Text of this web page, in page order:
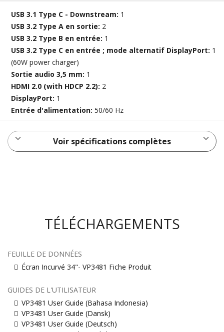
USB 3.1 Type C - Downstream: 1
USB 3.2 Type A en sortie: 2
USB 3.2 Type B en entrée: 1
USB 3.2 Type C en entrée ; mode alternatif DisplayPort: 1
(60W power charger)
Sortie audio 3,5 mm: 1
HDMI 2.0 (with HDCP 2.2): 2
DisplayPort: 1
Entrée d'alimentation:50/60 Hz
Voir spécifications complètes
TÉLÉCHARGEMENTS
FEUILLE DE DONNÉES
Écran Incurvé 34"- VP3481 Fiche Produit
GUIDES DE L'UTILISATEUR
VP3481 User Guide (Bahasa Indonesia)
VP3481 User Guide (Dansk)
VP3481 User Guide (Deutsch)